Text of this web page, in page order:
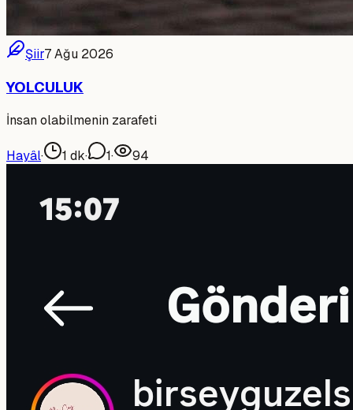
Şiir7 Ağu 2026
YOLCULUK
İnsan olabilmenin zarafeti
Hayâl· 1 dk· 1· 94